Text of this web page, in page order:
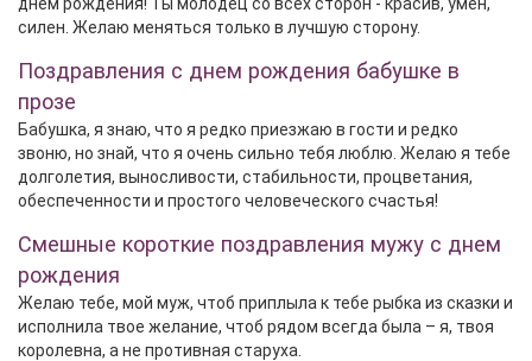
силен. Желаю меняться только в лучшую сторону.
Поздравления с днем рождения бабушке в
прозе
Бабушка, я знаю, что я редко приезжаю в гости и редко
звоню, но знай, что я очень сильно тебя люблю. Желаю я тебе
долголетия, выносливости, стабильности, процветания,
обеспеченности и простого человеческого счастья!
Смешные короткие поздравления мужу с днем
рождения
Желаю тебе, мой муж, чтоб приплыла к тебе рыбка из сказки и
исполнила твое желание, чтоб рядом всегда была – я, твоя
королевна, а не противная старуха.